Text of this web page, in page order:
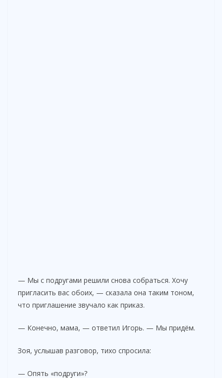
— Мы с подругами решили снова собраться. Хочу
пригласить вас обоих, — сказала она таким тоном,
что приглашение звучало как приказ.
— Конечно, мама, — ответил Игорь. — Мы придём.
Зоя, услышав разговор, тихо спросила:
— Опять «подруги»?